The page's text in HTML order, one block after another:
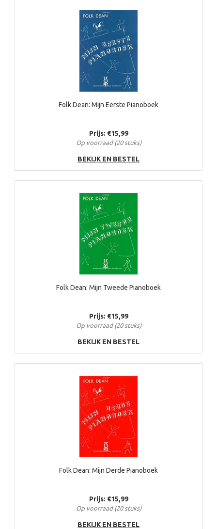
Folk Dean: Mijn Eerste Pianoboek
Prijs: €15,99
Op voorraad (20 stuks)
BEKIJK EN BESTEL
Folk Dean: Mijn Tweede Pianoboek
Prijs: €15,99
Op voorraad (20 stuks)
BEKIJK EN BESTEL
Folk Dean: Mijn Derde Pianoboek
Prijs: €15,99
Op voorraad (20 stuks)
BEKIJK EN BESTEL